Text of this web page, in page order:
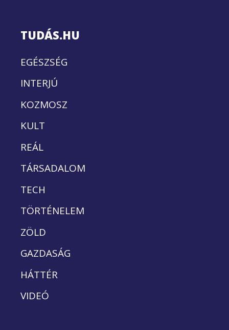
TUDÁS.HU
EGÉSZSÉG
INTERJÚ
KOZMOSZ
KULT
REÁL
TÁRSADALOM
TECH
TÖRTÉNELEM
ZÖLD
GAZDASÁG
HÁTTÉR
VIDEÓ